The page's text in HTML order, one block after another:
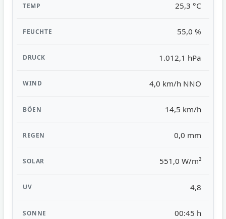
25,3 °C
55,0 %
1.012,1 hPa
4,0 km/h NNO
14,5 km/h
0,0 mm
551,0 W/m²
4,8
00:45 h